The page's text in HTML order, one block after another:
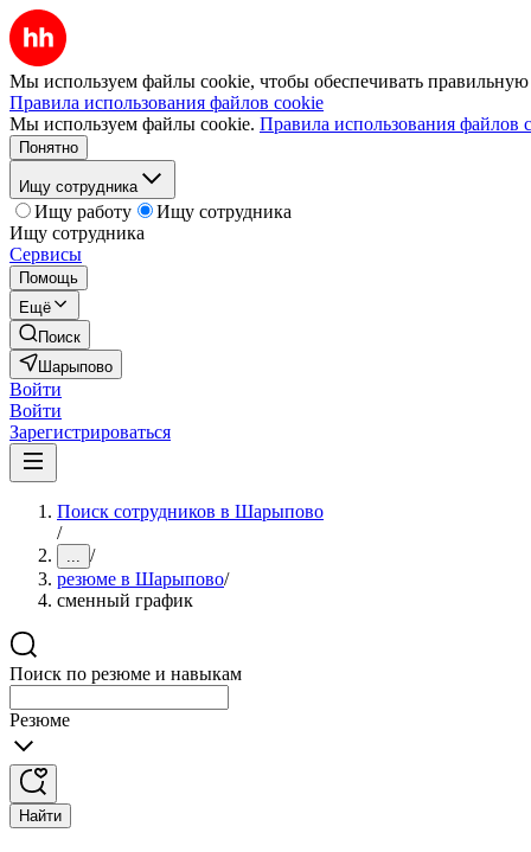
Мы используем файлы cookie, чтобы обеспечивать правильную
Правила использования файлов cookie
Мы используем файлы cookie. Правила использования файлов
Понятно
Ищу сотрудника
Ищу работу
Ищу сотрудника
Ищу сотрудника
Сервисы
Помощь
Ещё
Поиск
Шарыпово
Войти
Войти
Зарегистрироваться
Поиск сотрудников в Шарыпово
/
... /
резюме в Шарыпово/
сменный график
Поиск по резюме и навыкам
Резюме
Найти